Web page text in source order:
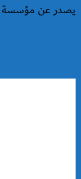
يصدر عن مؤسسة